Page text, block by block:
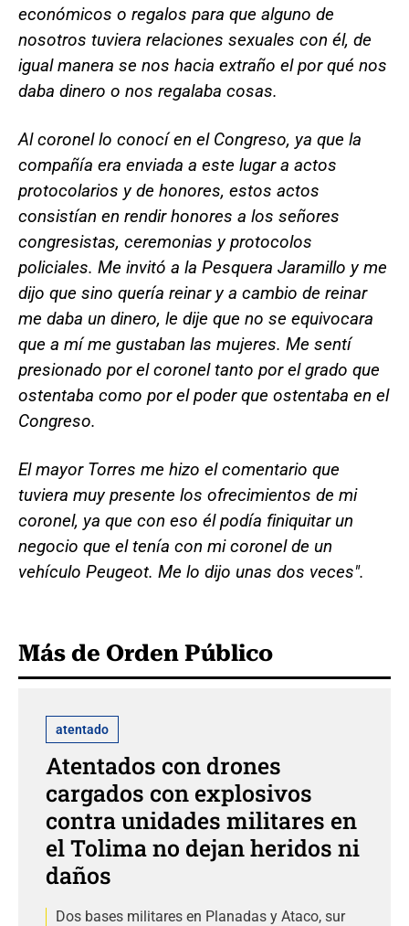
económicos o regalos para que alguno de
nosotros tuviera relaciones sexuales con él, de
igual manera se nos hacia extraño el por qué nos
daba dinero o nos regalaba cosas.
Al coronel lo conocí en el Congreso, ya que la
compañía era enviada a este lugar a actos
protocolarios y de honores, estos actos
consistían en rendir honores a los señores
congresistas, ceremonias y protocolos
policiales. Me invitó a la Pesquera Jaramillo y me
dijo que sino quería reinar y a cambio de reinar
me daba un dinero, le dije que no se equivocara
que a mí me gustaban las mujeres. Me sentí
presionado por el coronel tanto por el grado que
ostentaba como por el poder que ostentaba en el
Congreso.
El mayor Torres me hizo el comentario que
tuviera muy presente los ofrecimientos de mi
coronel, ya que con eso él podía finiquitar un
negocio que el tenía con mi coronel de un
vehículo Peugeot. Me lo dijo unas dos veces".
Más de Orden Público
atentado
Atentados con drones
cargados con explosivos
contra unidades militares en
el Tolima no dejan heridos ni
daños
Dos bases militares en Planadas y Ataco, sur